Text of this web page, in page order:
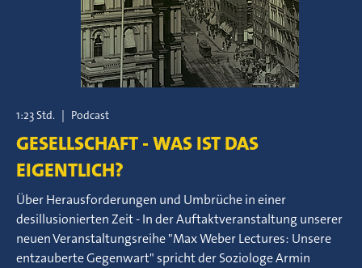
1:23 Std. | Podcast
GESELLSCHAFT - WAS IST DAS
EIGENTLICH?
Über Herausforderungen und Umbrüche in einer
desillusionierten Zeit - In der Auftaktveranstaltung unserer
neuen Veranstaltungsreihe "Max Weber Lectures: Unsere
entzauberte Gegenwart" spricht der Soziologe Armin